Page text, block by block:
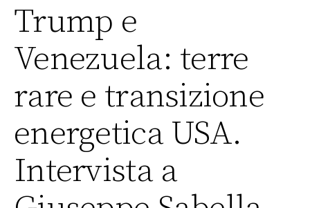
Trump e
Venezuela: terre
rare e transizione
energetica USA.
Intervista a